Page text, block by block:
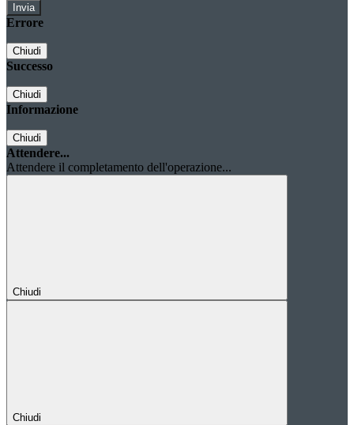
Errore
Chiudi
Successo
Chiudi
Informazione
Chiudi
Attendere...
Attendere il completamento dell'operazione...
Chiudi
Chiudi